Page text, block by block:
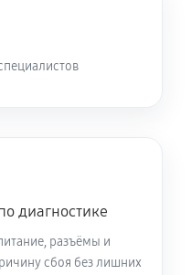
Nikon Coolpix P100
60 минут
диагностике
разъёмы и
сбоя без лишних